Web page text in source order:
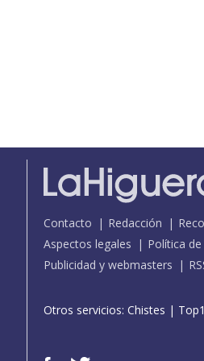
Contacto Redacción
Aspectos legales
Política
Publicidad y webmasters
Otros servicios: Chistes |